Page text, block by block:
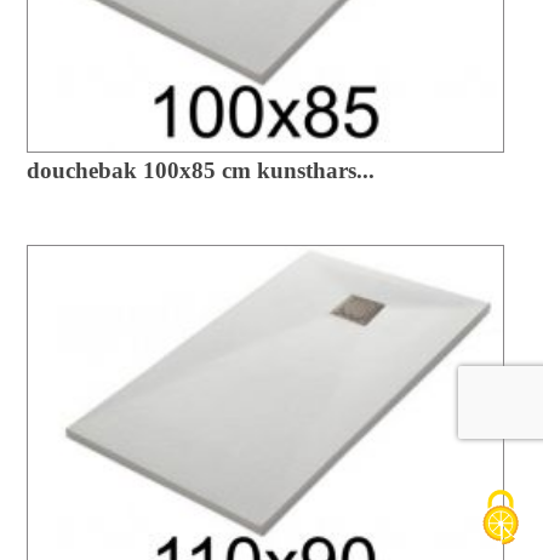
douchebak 100x85 cm kunsthars...